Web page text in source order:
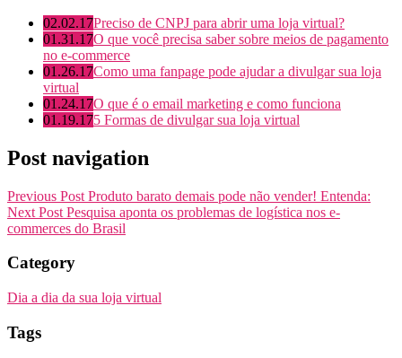
02.02.17Preciso de CNPJ para abrir uma loja virtual?
01.31.17O que você precisa saber sobre meios de pagamento
no e-commerce
01.26.17Como uma fanpage pode ajudar a divulgar sua loja
virtual
01.24.17O que é o email marketing e como funciona
01.19.175 Formas de divulgar sua loja virtual
Post navigation
Previous Post Produto barato demais pode não vender! Entenda:
Next Post Pesquisa aponta os problemas de logística nos e-
commerces do Brasil
Category
Dia a dia da sua loja virtual
Tags